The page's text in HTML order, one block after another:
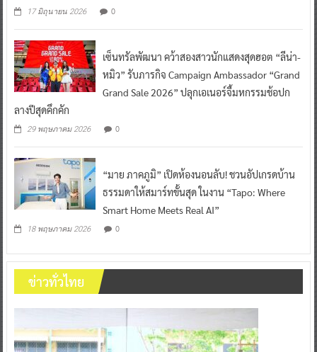
17 มิถุนายน 2026 0
เซ็นทรัลพัฒนา คว้าสองสาวนักแสดงสุดฮอต “ลีน่า-
หมิว” รับภารกิจ Campaign Ambassador “Grand
Grand Sale 2026” ปลุกเอเนอร์จี้มหกรรมช้อปก
ลางปีสุดคึกคัก
29 พฤษภาคม 2026 0
“มาย ภาคภูมิ” เปิดห้องนอนลับ! ชวนอัปเกรดบ้าน
ธรรมดาให้สมาร์ทขั้นสุด ในงาน “Tapo: Where
Smart Home Meets Real AI”
18 พฤษภาคม 2026 0
ข่าวทั่วไทย